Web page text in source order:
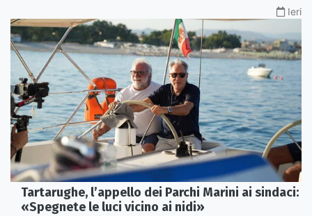
Ieri
Tartarughe, l’appello dei Parchi Marini ai sindaci:
«Spegnete le luci vicino ai nidi»